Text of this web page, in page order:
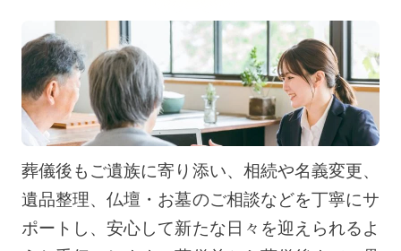
葬儀後もご遺族に寄り添い、相続や名義変更、
遺品整理、仏壇・お墓のご相談などを丁寧にサ
ポートし、安心して新たな日々を迎えられるよ